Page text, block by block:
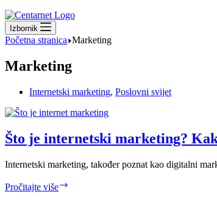
Izbornik
Početna stranica Marketing
Marketing
Internetski marketing, Poslovni svijet
Što je internetski marketing?
Internetski marketing, također poznat kao digitalni
Pročitajte više